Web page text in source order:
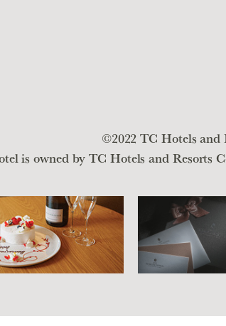
©2022 TC Hotels and
is owned by TC Hotels and Resorts